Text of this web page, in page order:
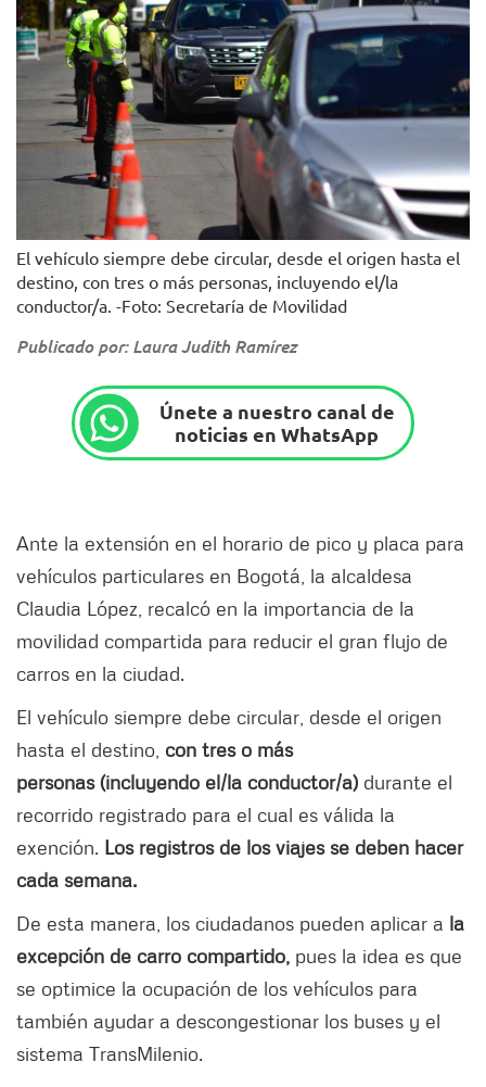
El vehículo siempre debe circular, desde el origen hasta el
destino, con tres o más personas, incluyendo el/la
conductor/a. -Foto: Secretaría de Movilidad
Publicado por: Laura Judith Ramírez
Únete a nuestro canal de
noticias en WhatsApp
Ante la extensión en el horario de pico y placa para
vehículos particulares en Bogotá, la alcaldesa
Claudia López, recalcó en la importancia de la
movilidad compartida para reducir el gran flujo de
carros en la ciudad.
El vehículo siempre debe circular, desde el origen
hasta el destino, con tres o más
personas (incluyendo el/la conductor/a) durante el
recorrido registrado para el cual es válida la
exención. Los registros de los viajes se deben hacer
cada semana.
De esta manera, los ciudadanos pueden aplicar a la
excepción de carro compartido, pues la idea es que
se optimice la ocupación de los vehículos para
también ayudar a descongestionar los buses y el
sistema TransMilenio.